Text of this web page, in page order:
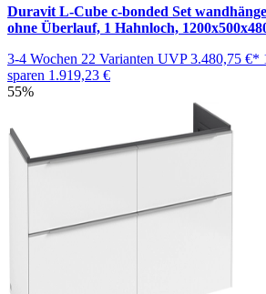
Duravit L-Cube c-bonded Set
ohne Überlauf, 1 Hahnloch,
3-4 Wochen 22 Varianten UVP3.480,75 €*
sparen 1.919,23 €
55%